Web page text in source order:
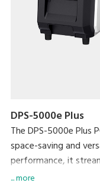
imballaggi usa e getta.
DPS-5000e Plus
The DPS-5000e Plus
space-saving and
performance, it
exceptional
... more